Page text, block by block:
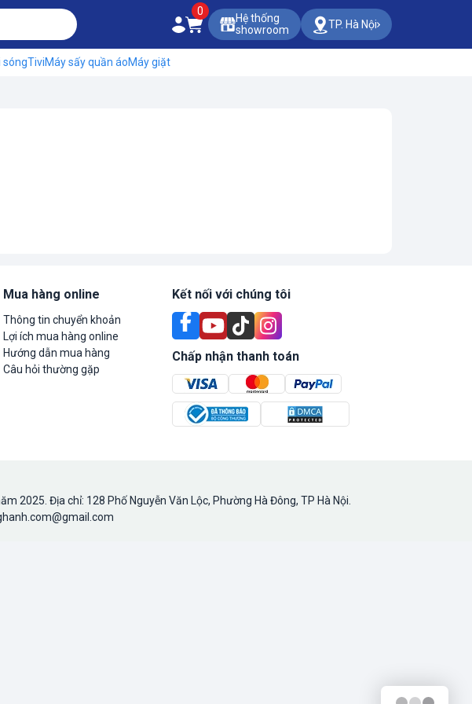
0
Hệ thống
showroom
TP. Hà Nội
sóngTiviMáy sấy quần áoMáy giặt
Mua hàng online
Thông tin chuyển khoản
Lợi ích mua hàng online
Hướng dẫn mua hàng
Câu hỏi thường gặp
Kết nối với chúng tôi
Chấp nhận thanh toán
2025. Địa chỉ: 128 Phố Nguyễn Văn Lộc, Phường Hà Đông, TP Hà Nội.